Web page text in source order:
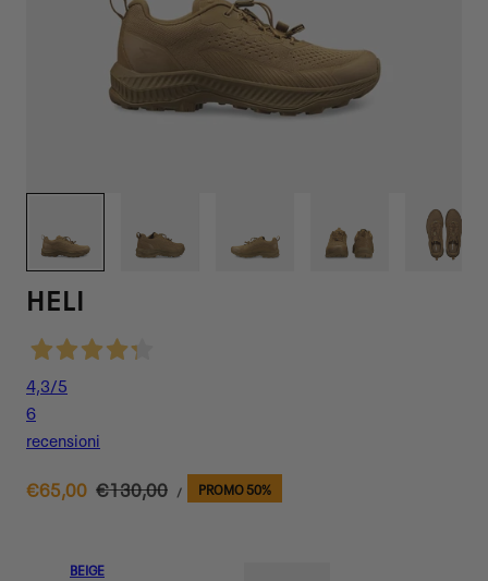
HELI
4,3/5
6
recensioni
Prezzo
€65,00 Prezzo
€130,00
PREZZO
UNITARIO
/PERPROMO 50%
BEIGE